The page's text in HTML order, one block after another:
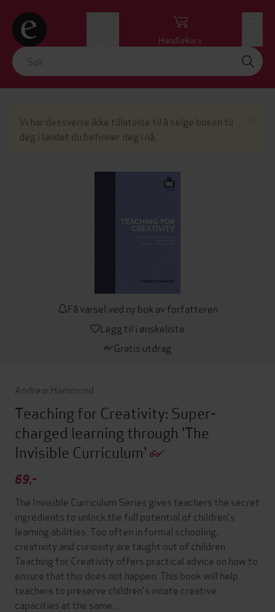
Handlekurv
Vi har dessverre ikke tillatelse til å selge boken til
deg i landet du befinner deg i nå.
Få varsel ved ny bok av forfatteren
Legg til i ønskeliste
Gratis utdrag
Andrew Hammond
Teaching for Creativity: Super-
charged learning through 'The
Invisible Curriculum'
69,-
The Invisible Curriculum Series gives teachers the secret
ingredients to unlock the full potential of children's
learning abilities. Too often in formal schooling,
creativity and curiosity are taught out of children.
Teaching for Creativity offers practical advice on how to
ensure that this does not happen. This book will help
teachers to preserve children's innate creative
capacities at the same…